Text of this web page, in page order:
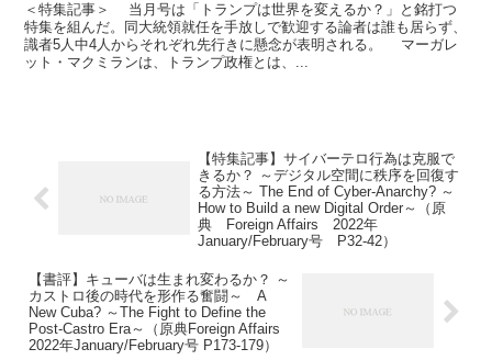
＜特集記事＞ 当月号は「トランプは世界を変えるか？」と銘打つ
特集を組んだ。同大統領就任を手放しで歓迎する論者は誰も居らず、
識者5人中4人からそれぞれ先行きに懸念が表明される。 マーガレ
ット・マクミランは、トランプ政権とは、...
【特集記事】サイバーテロ行為は克服で
きるか？ ～デジタル空間に秩序を回復す
る方法～ The End of Cyber-Anarchy? ～
How to Build a new Digital Order～（原
典 Foreign Affairs 2022年
January/February号 P32-42）
【書評】キューバは生まれ変わるか？ ～
カストロ後の時代を形作る奮闘～ A
New Cuba? ～The Fight to Define the
Post-Castro Era～（原典Foreign Affairs
2022年January/February号 P173-179）